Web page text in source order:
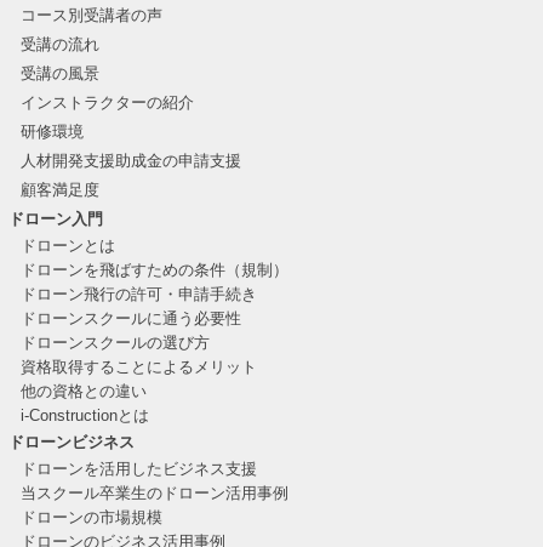
コース別受講者の声
受講の流れ
受講の風景
インストラクターの紹介
研修環境
人材開発支援助成金の申請支援
顧客満足度
ドローン入門
ドローンとは
ドローンを飛ばすための条件（規制）
ドローン飛行の許可・申請手続き
ドローンスクールに通う必要性
ドローンスクールの選び方
資格取得することによるメリット
他の資格との違い
i-Constructionとは
ドローンビジネス
ドローンを活用したビジネス支援
当スクール卒業生のドローン活用事例
ドローンの市場規模
ドローンのビジネス活用事例